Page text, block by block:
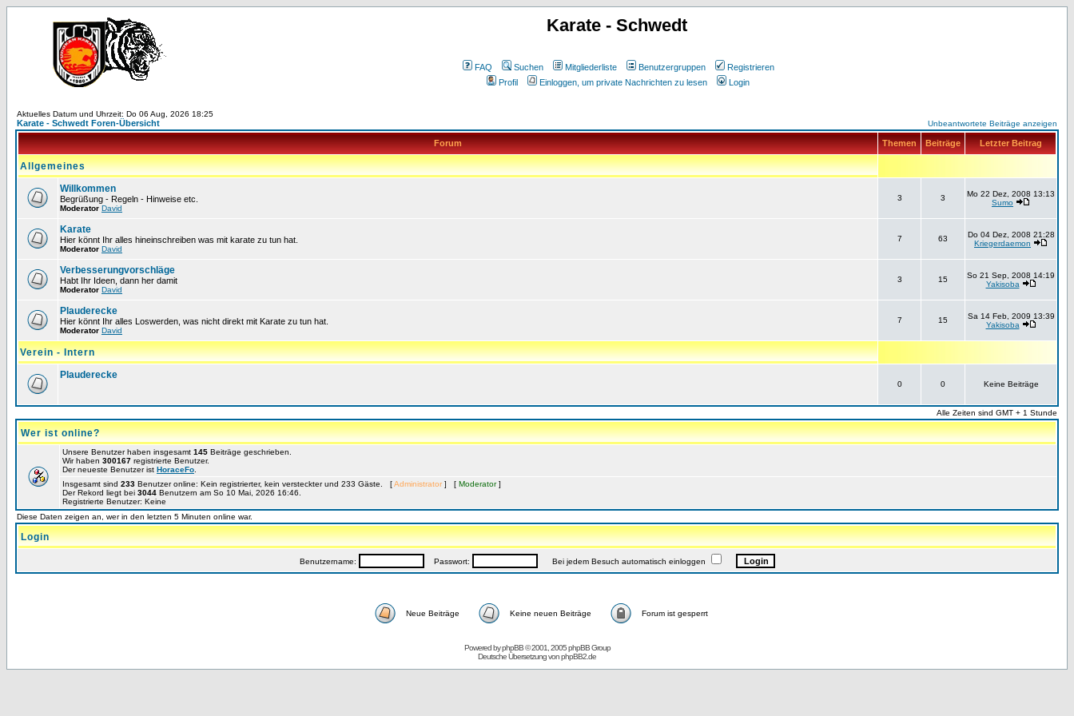
Karate - Schwedt
FAQ Suchen Mitgliederliste Benutzergruppen
Registrieren
Profil
Einloggen, um private Nachrichten zu lesen Login
Aktuelles Datum und Uhrzeit: Do 06 Aug, 2026 18:25
Karate - Schwedt Foren-Übersicht Unbeantwortete Beiträge anzeigen
Forum Themen Beiträge Letzter Beitrag
Allgemeines
Willkommen
Begrüßung - Regeln - Hinweise etc.
Moderator David
3 3
Mo 22 Dez, 2008 13:13
Sumo
Karate
Hier könnt Ihr alles hineinschreiben was mit karate zu tun hat.
Moderator David
7 63
Do 04 Dez, 2008 21:28
Kriegerdaemon
Verbesserungvorschläge
Habt Ihr Ideen, dann her damit
Moderator David
3 15
So 21 Sep, 2008 14:19
Yakisoba
Plauderecke
Hier könnt Ihr alles Loswerden, was nicht direkt mit Karate zu tun hat.
Moderator David
7 15
Sa 14 Feb, 2009 13:39
Yakisoba
Verein - Intern
Plauderecke
0 0 Keine Beiträge
Alle Zeiten sind GMT + 1 Stunde
Wer ist online?
Unsere Benutzer haben insgesamt 145 Beiträge geschrieben.
Wir haben 300167 registrierte Benutzer.
Der neueste Benutzer ist HoraceFo
Insgesamt sind 233 Benutzer online: Kein registrierter, kein versteckter und 233 Gäste. [Administrator ] [ Moderator]
Der Rekord liegt bei 3044 Benutzern am So 10 Mai, 2026 16:46.
Registrierte Benutzer: Keine
Diese Daten zeigen an, wer in den letzten 5 Minuten online war.
Login
Benutzername: Passwort: Bei jedem Besuch automatisch einloggen
Neue Beiträge Keine neuen Beiträge Forum ist gesperrt
Powered byphpBB© 2001, 2005 phpBB Group
Deutsche Übersetzung vonphpBB2.de